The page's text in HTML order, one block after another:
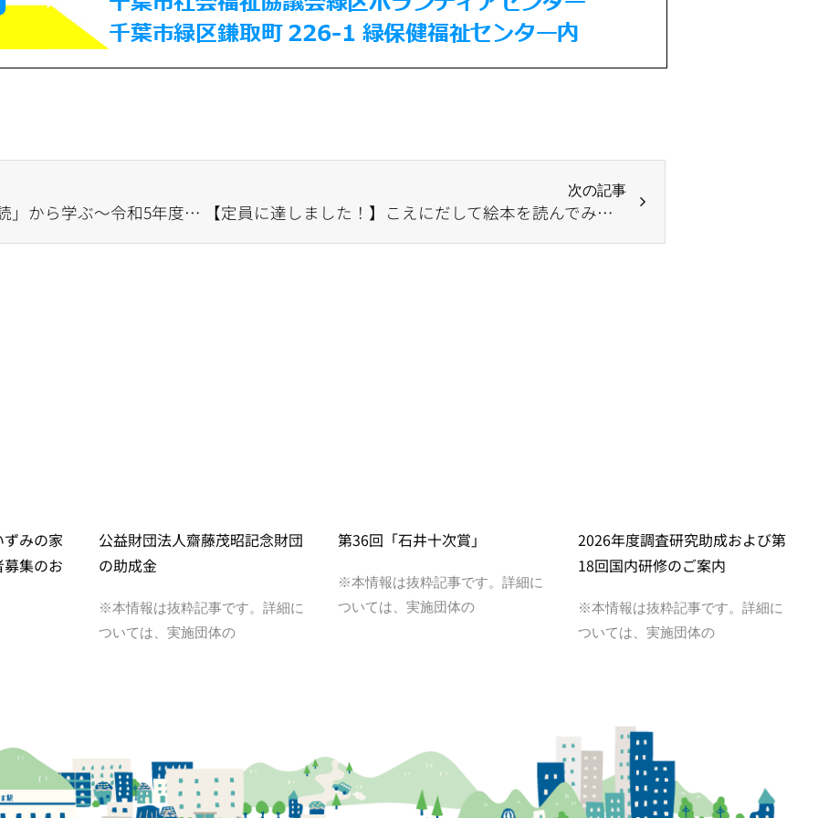
【定員に達しました！】「朗読」から学ぶ～令和5年度緑区ボランティア講座～
次の記事
【定員に達しました！】こえにだして絵本を読んでみませんか？ ～読み聞かせボランティア講座～
みの家
集のお
公益財団法人齋藤茂昭記念財団
の助成金
※本情報は抜粋記事です。詳細に
ついては、実施団体の
第36回「石井十次賞」
※本情報は抜粋記事です。詳細に
ついては、実施団体の
2026年度調査研究助成および第
18回国内研修のご案内
※本情報は抜粋記事です。詳細に
ついては、実施団体の